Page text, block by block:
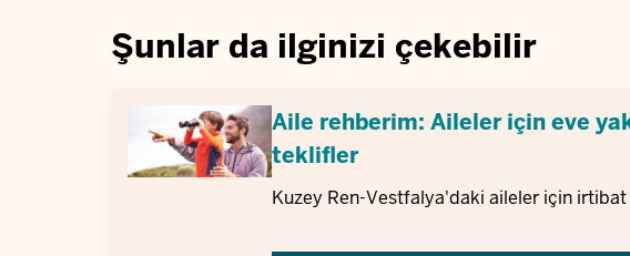
Şunlar da ilginizi çekebilir
Aile rehberim: Aileler için eve
teklifler
Kuzey Ren-Vestfalya'daki aileler için irtibat